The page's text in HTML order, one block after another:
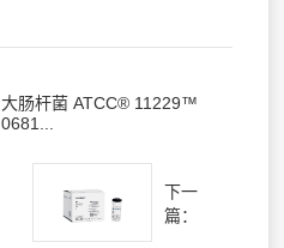
大肠杆菌 ATCC® 11229™
0681...
下一
篇：